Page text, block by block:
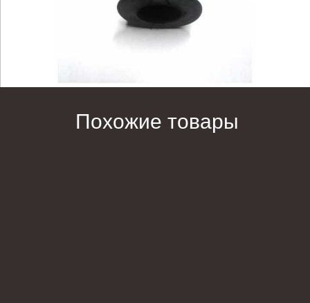
Похожие товары